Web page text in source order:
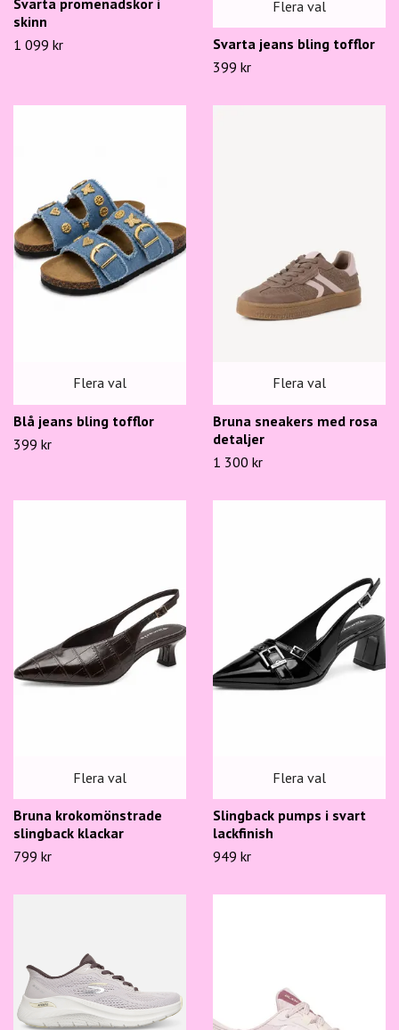
Svarta promenadskor i
skinn
1 099 kr
Flera val
Svarta jeans bling tofflor
399 kr
Flera val
Blå jeans bling tofflor
399 kr
Flera val
Bruna sneakers med rosa
detaljer
1 300 kr
Flera val
Bruna krokomönstrade
slingback klackar
799 kr
Flera val
Slingback pumps i svart
lackfinish
949 kr